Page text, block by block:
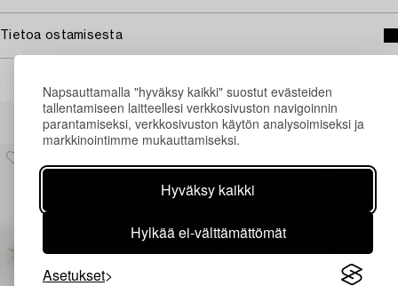
Napsauttamalla "hyväksy kaikki" suostut evästeiden
tallentamiseen laitteellesi verkkosivuston navigoinnin
parantamiseksi, verkkosivuston käytön analysoimiseksi ja
markkinointimme mukauttamiseksi.
Hyväksy kaikki
Hylkää ei-välttämättömät
Asetukset
Tietoa ostamisesta
Muiden katsomia kohteita